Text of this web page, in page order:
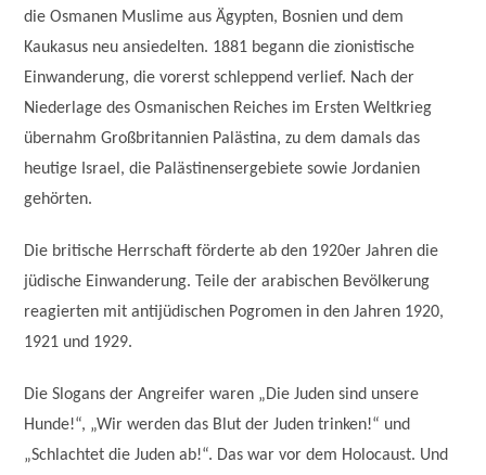
die Osmanen Muslime aus Ägypten, Bosnien und dem
Kaukasus neu ansiedelten. 1881 begann die zionistische
Einwanderung, die vorerst schleppend verlief. Nach der
Niederlage des Osmanischen Reiches im Ersten Weltkrieg
übernahm Großbritannien Palästina, zu dem damals das
heutige Israel, die Palästinensergebiete sowie Jordanien
gehörten.
Die britische Herrschaft förderte ab den 1920er Jahren die
jüdische Einwanderung. Teile der arabischen Bevölkerung
reagierten mit antijüdischen Pogromen in den Jahren 1920,
1921 und 1929.
Die Slogans der Angreifer waren „Die Juden sind unsere
Hunde!“, „Wir werden das Blut der Juden trinken!“ und
„Schlachtet die Juden ab!“. Das war vor dem Holocaust. Und